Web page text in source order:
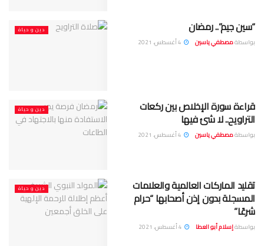
دين و حياة “سين جيم”.. رمضان
بواسطةمصطفي ياسين
دين و حياة قراءة سورة الإخلاص بين ركعات
التراويح.. لا شئ فيها
بواسطةمصطفي ياسين
دين و حياة تقليد الماركات العالمية والعلامات
المسجلة بدون إذن أصحابها “حرام
شرعًا”
بواسطةإسلام أبو العطا